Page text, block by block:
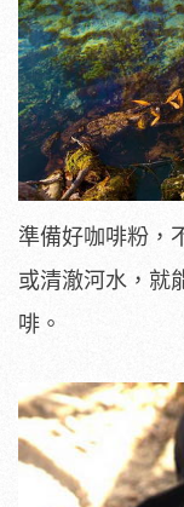
準備好咖啡粉，
或清澈河水，就
啡。